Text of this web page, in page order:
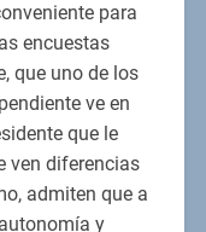
para
encuestas
que uno de los
ve en
que le
ven diferencias
admiten que a
y